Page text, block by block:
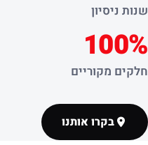
שנות ניסיון
100%
חלקים מקוריים
בקרו אותנו